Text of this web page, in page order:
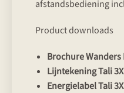
afstandsbediening
Product downloads
Brochure Wanders
Lijntekening Tali
Energielabel Tali